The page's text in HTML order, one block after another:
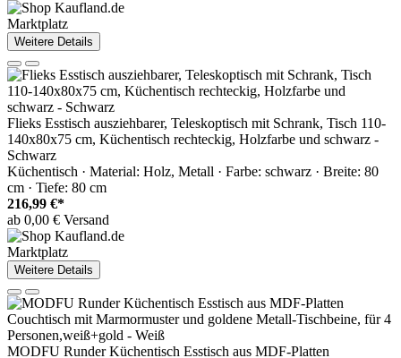
Marktplatz
Weitere Details
Flieks Esstisch ausziehbarer, Teleskoptisch mit Schrank, Tisch 110-
140x80x75 cm, Küchentisch rechteckig, Holzfarbe und schwarz -
Schwarz
Küchentisch · Material: Holz, Metall · Farbe: schwarz · Breite: 80
cm · Tiefe: 80 cm
216,99 €*
ab 0,00 € Versand
Marktplatz
Weitere Details
MODFU Runder Küchentisch Esstisch aus MDF-Platten